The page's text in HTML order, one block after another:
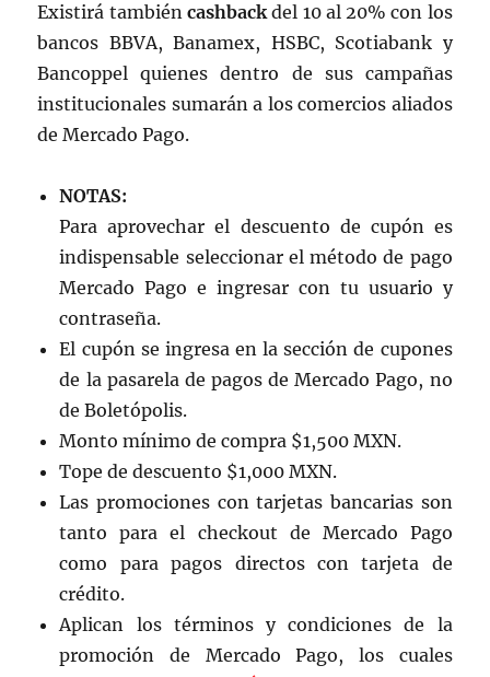
Existirá también cashbackdel 10 al 20% con los
bancos BBVA, Banamex, HSBC, Scotiabank y
Bancoppel quienes dentro de sus campañas
institucionales sumarán a los comercios aliados
de Mercado Pago.
NOTAS:
Para aprovechar el descuento de cupón es
indispensable seleccionar el método de pago
Mercado Pago e ingresar con tu usuario y
contraseña.
El cupón se ingresa en la sección de cupones
de la pasarela de pagos de Mercado Pago, no
de Boletópolis.
Monto mínimo de compra $1,500 MXN.
Tope de descuento $1,000 MXN.
Las promociones con tarjetas bancarias son
tanto para el checkout de Mercado Pago
como para pagos directos con tarjeta de
crédito.
Aplican los términos y condiciones de la
promoción de Mercado Pago, los cuales